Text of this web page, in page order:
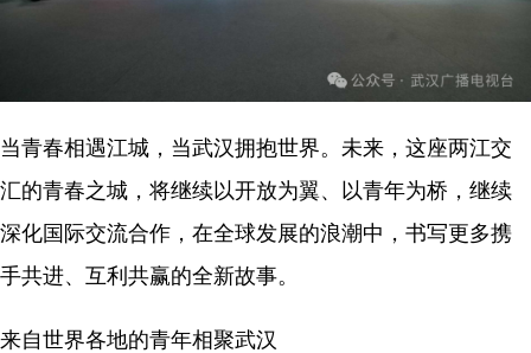
当青春相遇江城，当武汉拥抱世界。未来，这座两江交
汇的青春之城，将继续以开放为翼、以青年为桥，继续
深化国际交流合作，在全球发展的浪潮中，书写更多携
手共进、互利共赢的全新故事。
来自世界各地的青年相聚武汉